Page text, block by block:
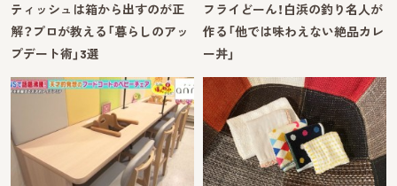
ティッシュは箱から出すのが正
解？プロが教える「暮らしのアッ
プデート術」3選
フライどーん！白浜の釣り名人が
作る「他では味わえない絶品カレ
ー丼」